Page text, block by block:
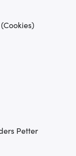
våre innen sosiale
som kan
inn gjennom din
Petter